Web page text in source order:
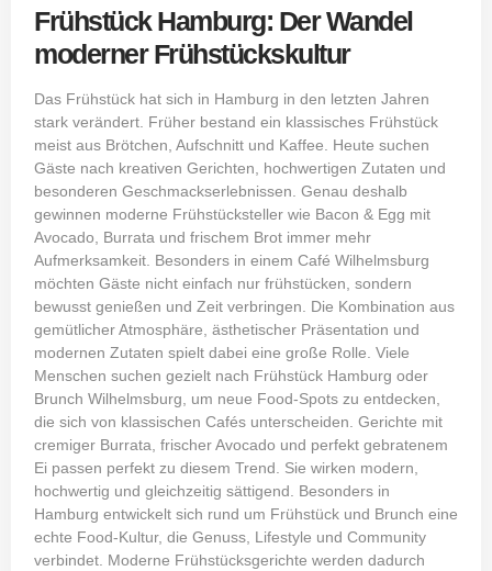
Frühstück Hamburg: Der Wandel
moderner Frühstückskultur
Das Frühstück hat sich in Hamburg in den letzten Jahren
stark verändert. Früher bestand ein klassisches Frühstück
meist aus Brötchen, Aufschnitt und Kaffee. Heute suchen
Gäste nach kreativen Gerichten, hochwertigen Zutaten und
besonderen Geschmackserlebnissen. Genau deshalb
gewinnen moderne Frühstücksteller wie Bacon & Egg mit
Avocado, Burrata und frischem Brot immer mehr
Aufmerksamkeit. Besonders in einem Café Wilhelmsburg
möchten Gäste nicht einfach nur frühstücken, sondern
bewusst genießen und Zeit verbringen. Die Kombination aus
gemütlicher Atmosphäre, ästhetischer Präsentation und
modernen Zutaten spielt dabei eine große Rolle. Viele
Menschen suchen gezielt nach Frühstück Hamburg oder
Brunch Wilhelmsburg, um neue Food-Spots zu entdecken,
die sich von klassischen Cafés unterscheiden. Gerichte mit
cremiger Burrata, frischer Avocado und perfekt gebratenem
Ei passen perfekt zu diesem Trend. Sie wirken modern,
hochwertig und gleichzeitig sättigend. Besonders in
Hamburg entwickelt sich rund um Frühstück und Brunch eine
echte Food-Kultur, die Genuss, Lifestyle und Community
verbindet. Moderne Frühstücksgerichte werden dadurch